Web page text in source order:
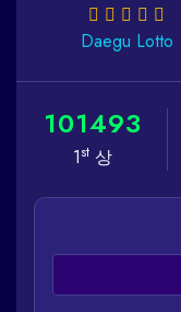
Daegu Lotto
101493
1st상